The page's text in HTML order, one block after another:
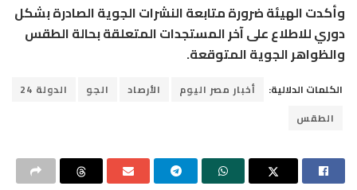
وأكدت الهيئة ضرورة متابعة النشرات الجوية الصادرة بشكل
دوري للاطلاع على آخر المستجدات المتعلقة بحالة الطقس
والظواهر الجوية المتوقعة.
الكلمات الدلالية: أخبار مصر اليوم الأرصاد الجو
الدولة 24
الطقس